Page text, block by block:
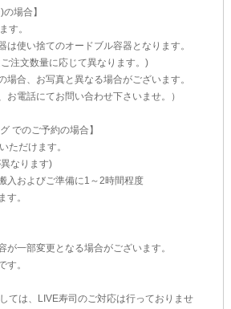
場合】
す。
は使い捨てのオードブル容器となります。
注文数量に応じて異なります。)
場合、お写真と異なる場合がございます。
電話にてお問い合わせ下さいませ。）
でのご予約の場合】
ただけます。
なります)
入およびご準備に1～2時間程度
。
が一部変更となる場合がございます。
す。
ては、LIVE寿司のご対応は行っておりませ